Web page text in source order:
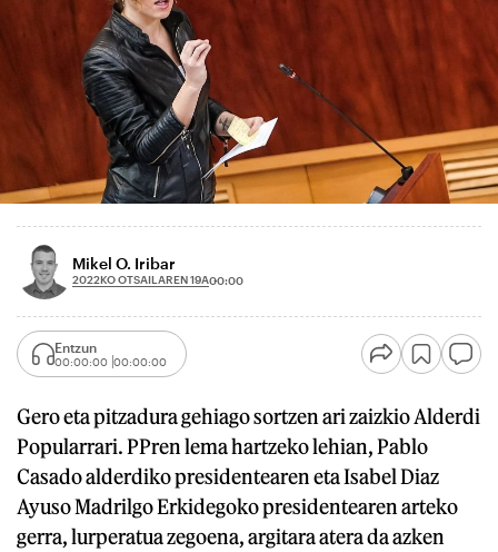
Mikel O. Iribar
2022KO OTSAILAREN 19A00:00
Entzun
00:00:00 00:00:00
Gero eta pitzadura gehiago sortzen ari zaizkio Alderdi
Popularrari. PPren lema hartzeko lehian, Pablo
Casado alderdiko presidentearen eta Isabel Diaz
Ayuso Madrilgo Erkidegoko presidentearen arteko
gerra, lurperatua zegoena, argitara atera da azken